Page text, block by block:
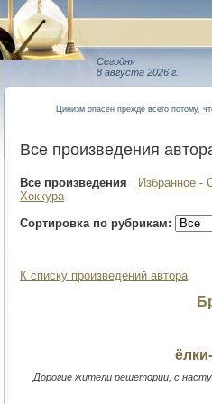
Сегодня
8 августа 2026 г.
Цинизм опасен прежде всего потому,
Все произведения
Все произведения
Избранное -
Хоккура
Сортировка по рубрикам:
К списку произведений автора
Дорогие жители решетории, с